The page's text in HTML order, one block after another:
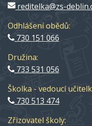
reditelka@zs-
Odhlášení obědů:
730 151 066
Družina:
733 531 056
Školka - vedoucí
730 513 474
Zřizovatel školy: